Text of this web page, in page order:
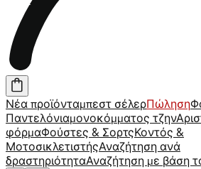
Νέα προϊόνταμπεστ σέλερΠώληση
Παντελόνιαμονοκόμματος τζην
φόρμαΦούστες & ΣορτςΚοντός &
ΜοτοσικλετιστήςΑναζήτηση ανά
δραστηριότηταΑναζήτηση με βάση